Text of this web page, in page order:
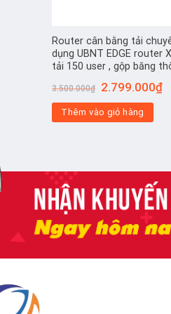
Router cân bằng tải
dụng UBNT EDGE router
tải 150 user , gộp băng
3.500.000₫
Giá
gốc
là:
3.500.000₫.
2.799.000₫Giá
Thêm vào giỏ hàng